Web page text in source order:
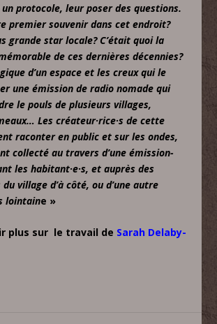
protocole, leur poser des questions.
premier souvenir dans cet endroit?
grande star locale? C’était quoi la
de ces dernières décennies?
d’un espace et les creux qui le
une émission de radio nomade qui
le pouls de plusieurs villages,
Les créateur·rice·s de cette
raconter en public et sur les ondes,
collecté au travers d’une émission-
les habitant·e·s, et auprès des
du village d’à côté, ou d’une autre
lointaine »
plus sur le travail de Sarah Delaby-